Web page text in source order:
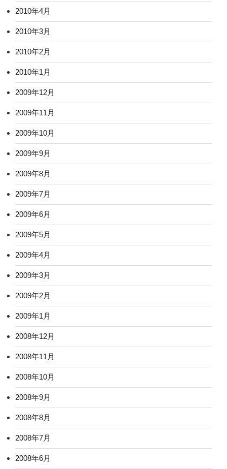
2010年4月
2010年3月
2010年2月
2010年1月
2009年12月
2009年11月
2009年10月
2009年9月
2009年8月
2009年7月
2009年6月
2009年5月
2009年4月
2009年3月
2009年2月
2009年1月
2008年12月
2008年11月
2008年10月
2008年9月
2008年8月
2008年7月
2008年6月